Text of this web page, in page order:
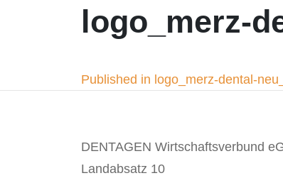
logo_merz-
Published in logo_merz-dental-
DENTAGEN Wirtschaftsverbund
Landabsatz 10